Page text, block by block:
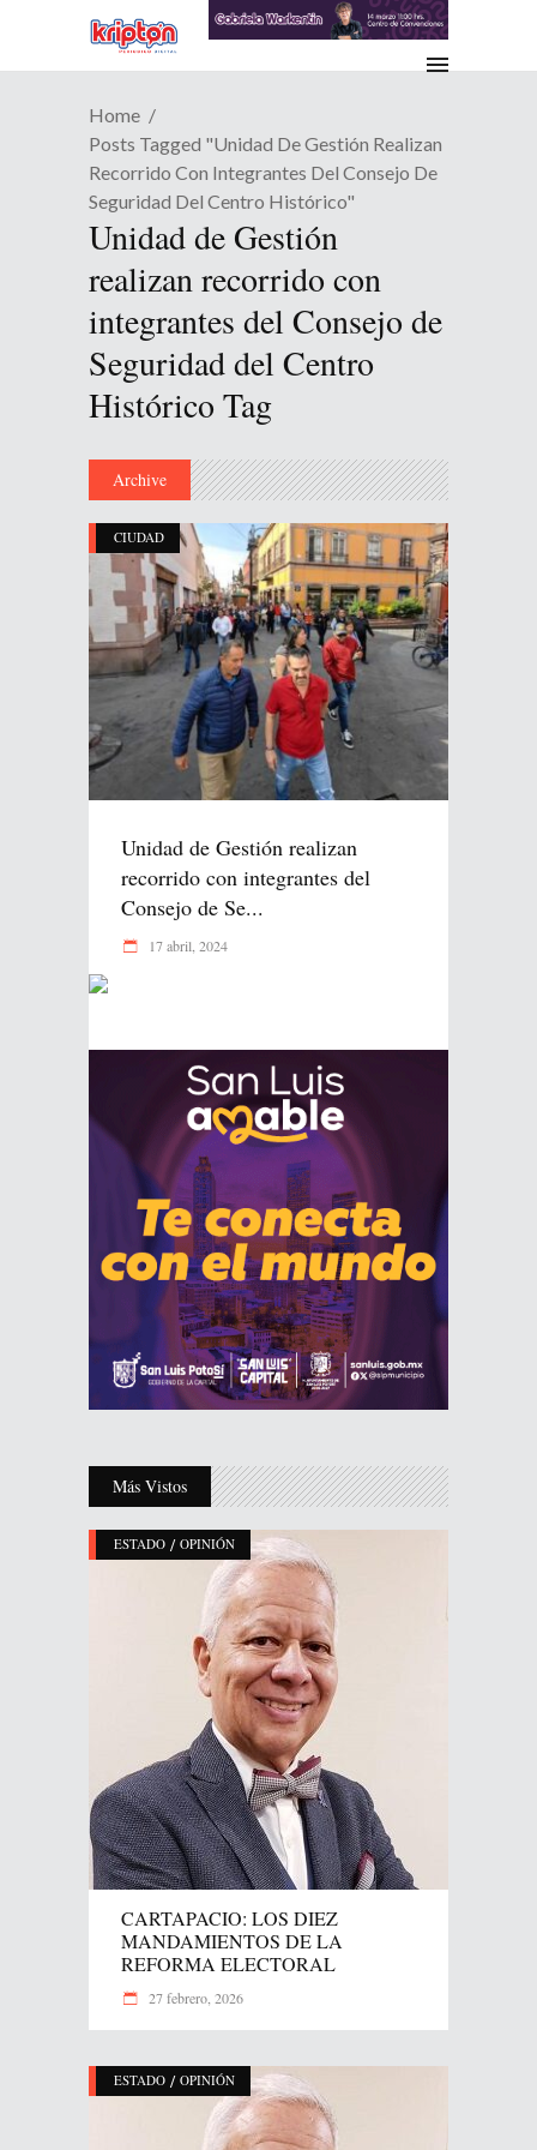
Home
Posts Tagged "Unidad De Gestión Realizan
Recorrido Con Integrantes Del Consejo De
Seguridad Del Centro Histórico"
Unidad de Gestión
realizan recorrido con
integrantes del Consejo de
Seguridad del Centro
Histórico Tag
Archive
CIUDAD
Unidad de Gestión realizan
recorrido con integrantes del
Consejo de Se...
17 abril, 2024
Más Vistos
ESTADO / OPINIÓN
CARTAPACIO: LOS DIEZ
MANDAMIENTOS DE LA
REFORMA ELECTORAL
27 febrero, 2026
ESTADO / OPINIÓN